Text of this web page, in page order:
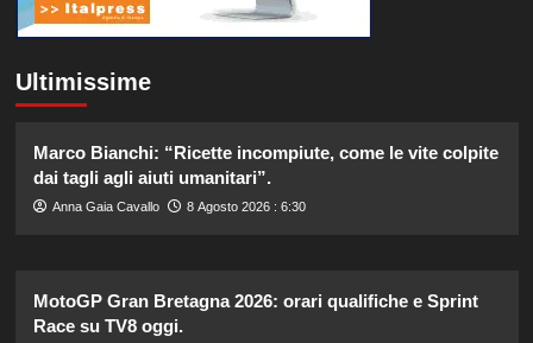
Ultimissime
Marco Bianchi: “Ricette incompiute, come le vite colpite
dai tagli agli aiuti umanitari”.
Anna Gaia Cavallo 8 Agosto 2026 : 6:30
MotoGP Gran Bretagna 2026: orari qualifiche e Sprint
Race su TV8 oggi.